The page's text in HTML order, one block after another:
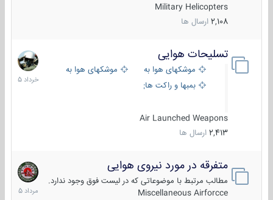
Military Helicopters
2,108 ارسال ها
تسلیحات هوایی
موشکهای هوا به هوا
موشکهای هوا به سطح
بمبها و راکت های هوایی
Air Launched Weapons
2,413 ارسال ها
30
خرداد
1405
متفرقه در مورد نیروی هوایی
مطالب مرتبط با موضوعاتی که در لیست فوق وجود ندارد.
Miscellaneous Airforcce
7
مرداد
1405